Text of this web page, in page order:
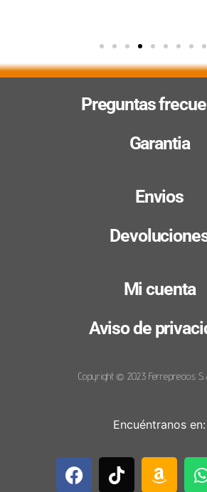
Preguntas
Garantia
Envios
Mi cuenta
Aviso de
Copyright © 2023 Ferreprecios
Encuéntranos en: